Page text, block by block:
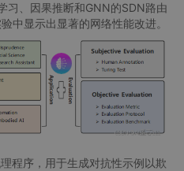
习、因果推断和GNN的SDN路由
中显示出显著的网络性能改进。
程序，用于生成对抗性示例以欺